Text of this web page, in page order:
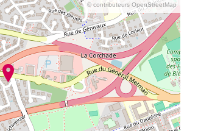
© contributeurs OpenStreetMap